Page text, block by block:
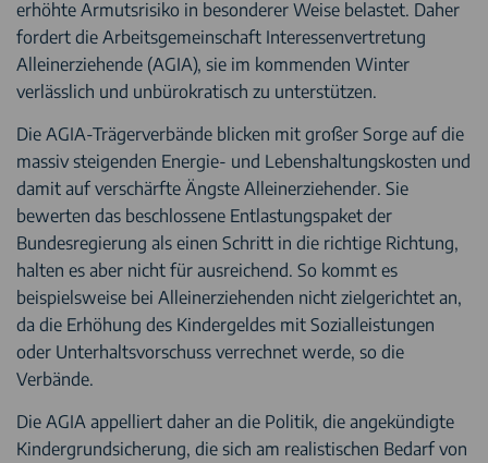
erhöhte Armutsrisiko in besonderer Weise belastet. Daher
fordert die Arbeitsgemeinschaft Interessenvertretung
Alleinerziehende (AGIA), sie im kommenden Winter
verlässlich und unbürokratisch zu unterstützen.
Die AGIA-Trägerverbände blicken mit großer Sorge auf die
massiv steigenden Energie- und Lebenshaltungskosten und
damit auf verschärfte Ängste Alleinerziehender. Sie
bewerten das beschlossene Entlastungspaket der
Bundesregierung als einen Schritt in die richtige Richtung,
halten es aber nicht für ausreichend. So kommt es
beispielsweise bei Alleinerziehenden nicht zielgerichtet an,
da die Erhöhung des Kindergeldes mit Sozialleistungen
oder Unterhaltsvorschuss verrechnet werde, so die
Verbände.
Die AGIA appelliert daher an die Politik, die angekündigte
Kindergrundsicherung, die sich am realistischen Bedarf von